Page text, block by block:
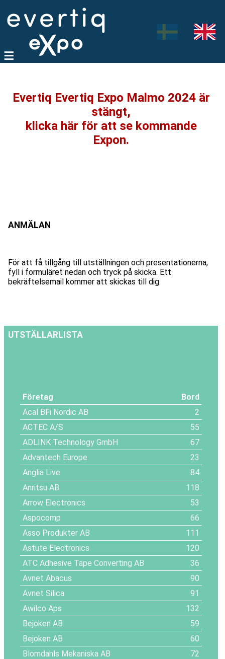
Evertiq Evertiq Expo Malmo 2024 är
stängt,
klicka här för att se kommande
Expon.
För att få tillgång till utställningen och presentationerna,
fyll i formuläret nedan och tryck på skicka. Ett
bekräftelsemail kommer att skickas till dig.
UTSTÄLLARLISTA
Företag
Bord
Acal BFi Nordic AB
2
ACTEC A/S
55
ADLINK Technology GmbH
67
Advantech Europe
23
Anglia Live
84
Anritsu AB
118
Arrow Electronics
53
Aspocomp
66
Asso Produkter AB
111
Astute Electronics
120
ATC Adhesive Tape Converting AB
36
Avnet Abacus
90
Avnet Silica
91
Awilco Aps
132
Bejoken AB
59
Bejoken AB
60
Blomdahls Mekaniska AB
72